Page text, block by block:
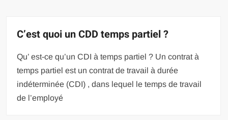
C’est quoi un CDD temps partiel ?
Qu’ est-ce qu’un CDI à temps partiel ? Un contrat à
temps partiel est un contrat de travail à durée
indéterminée (CDI) , dans lequel le temps de travail
de l’employé